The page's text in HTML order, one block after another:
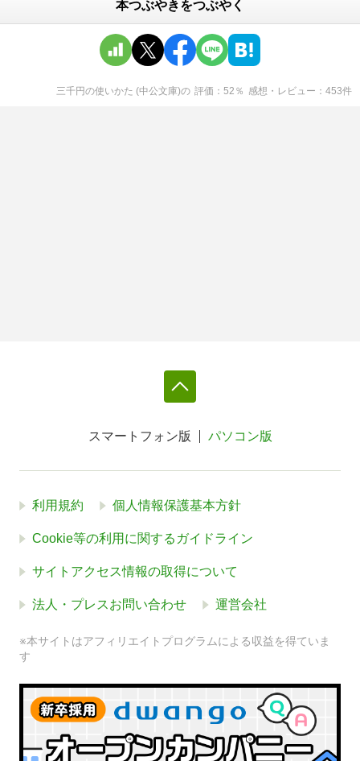
本つぶやきをつぶやく
三千円の使いかた (中公文庫)の 評価 52 ％ 感想・レビュー 453件
スマートフォン版 パソコン版
利用規約 個人情報保護基本方針
Cookie等の利用に関するガイドライン
サイトアクセス情報の取得について
法人・プレスお問い合わせ 運営会社
※本サイトはアフィリエイトプログラムによる収益を得ていま
す